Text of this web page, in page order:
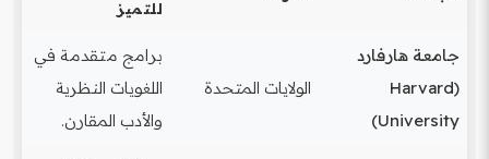
للتميز
جامعة هارفارد
(Harvard
University)
الولايات المتحدة
برامج متقدمة في
اللغويات النظرية
والأدب المقارن.